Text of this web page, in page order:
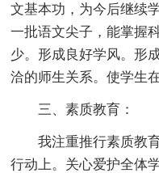
文基本功，为今后继续
一批语文尖子，能掌握
少。形成良好学风。形
洽的师生关系。使学生
三、素质教育：
我注重推行素质教
行动上。关心爱护全体